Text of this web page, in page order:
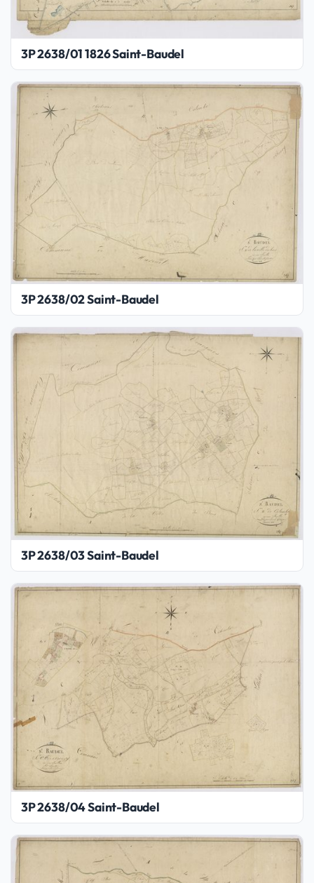
3P 2638/01 1826 Saint-Baudel
3P 2638/02 Saint-Baudel
3P 2638/03 Saint-Baudel
3P 2638/04 Saint-Baudel